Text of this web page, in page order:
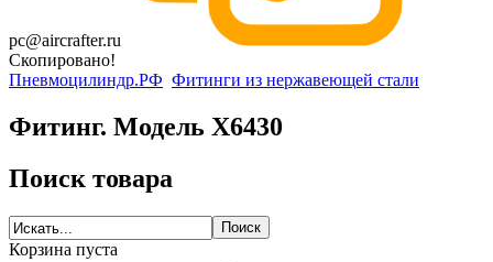
pc@aircrafter.ru
Скопировано!
Пневмоцилиндр.РФ Фитинги из нержавеющей стали
Фитинг. Модель X6430
Поиск товара
Корзина пуста